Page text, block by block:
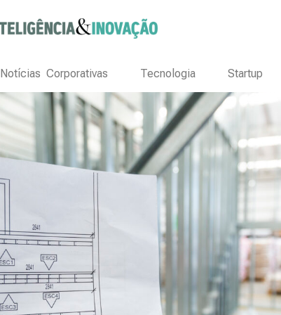
Notícias Corporativas Tecnologia Startup